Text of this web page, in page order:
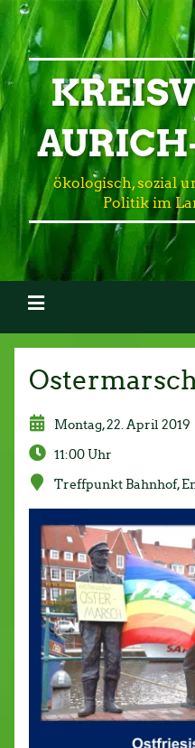
ökologisch, sozial
Politik im
Montag, 22. April 2019
11:00 Uhr
Treffpunkt Bahnhof,